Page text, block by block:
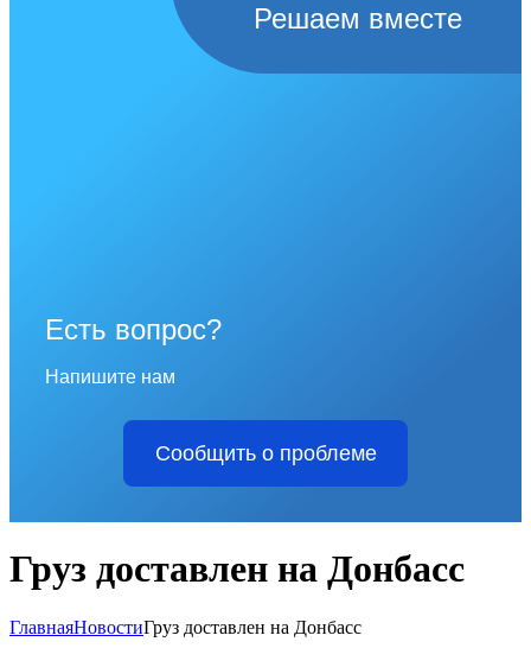
Решаем вместе
Есть вопрос?
Напишите нам
Сообщить о проблеме
Груз доставлен на Донбасс
ГлавнаяНовостиГруз доставлен на Донбасс